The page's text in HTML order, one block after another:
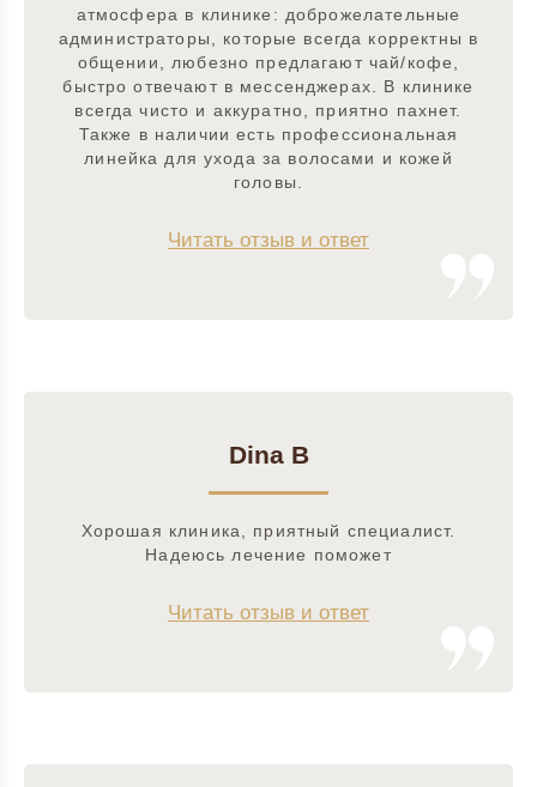
атмосфера в клинике: доброжелательные
администраторы, которые всегда корректны в
общении, любезно предлагают чай/кофе,
быстро отвечают в мессенджерах. В клинике
всегда чисто и аккуратно, приятно пахнет.
Также в наличии есть профессиональная
линейка для ухода за волосами и кожей
головы.
Читать отзыв и ответ
Dina B
Хорошая клиника, приятный специалист.
Надеюсь лечение поможет
Читать отзыв и ответ